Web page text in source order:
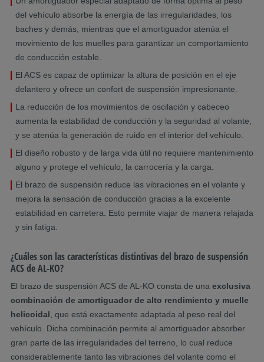
del vehículo absorbe la energía de las irregularidades, los
baches y demás, mientras que el amortiguador atenúa el
movimiento de los muelles para garantizar un comportamiento
de conducción estable.
El ACS es capaz de optimizar la altura de posición en el eje
delantero y ofrece un confort de suspensión impresionante.
La reducción de los movimientos de oscilación y cabeceo
aumenta la estabilidad de conducción y la seguridad al volante,
y se atenúa la generación de ruido en el interior del vehículo.
El diseño robusto y de larga vida útil no requiere mantenimiento
alguno y protege el vehículo, la carrocería y la carga.
El brazo de suspensión reduce las vibraciones en el volante y
mejora la sensación de conducción gracias a la excelente
estabilidad en carretera. Esto permite viajar de manera relajada
y sin fatiga.
¿Cuáles son las características distintivas del brazo de suspensión
ACS de AL-KO?
El brazo de suspensión ACS de AL-KO consta de una exclusiva
combinación de amortiguador de alto rendimiento y muelle
helicoidal , que está exactamente adaptada al peso real del
vehículo. Dicha combinación permite al amortiguador absorber
gran parte de las irregularidades del terreno, lo cual reduce
considerablemente tanto las vibraciones del volante como el